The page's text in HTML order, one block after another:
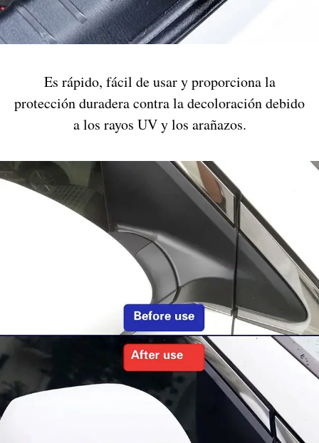
Es rápido, fácil de usar y proporciona la
protección duradera contra la decoloración debido
a los rayos UV y los arañazos.